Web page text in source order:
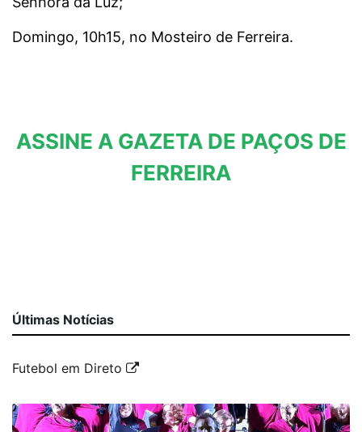
Domingo, 10h15, no Mosteiro de Ferreira.
ASSINE A GAZETA DE PAÇOS DE
FERREIRA
Últimas Notícias
Futebol em Direto